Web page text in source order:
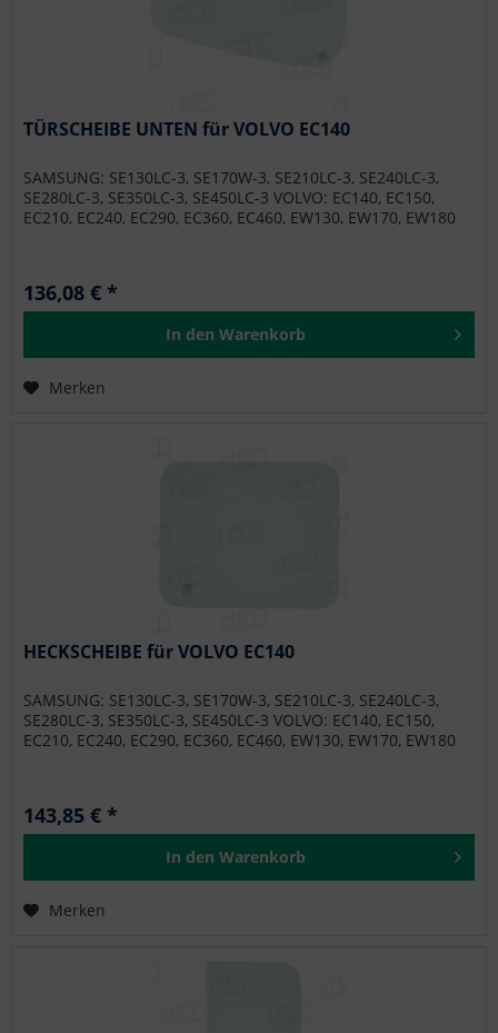
TÜRSCHEIBE UNTEN für VOLVO EC140
SAMSUNG: SE130LC-3, SE170W-3, SE210LC-3, SE240LC-3,
SE280LC-3, SE350LC-3, SE450LC-3 VOLVO: EC140, EC150,
EC210, EC240, EC290, EC360, EC460, EW130, EW170, EW180
136,08 € *
In den Warenkorb
Merken
HECKSCHEIBE für VOLVO EC140
SAMSUNG: SE130LC-3, SE170W-3, SE210LC-3, SE240LC-3,
SE280LC-3, SE350LC-3, SE450LC-3 VOLVO: EC140, EC150,
EC210, EC240, EC290, EC360, EC460, EW130, EW170, EW180
143,85 € *
In den Warenkorb
Merken